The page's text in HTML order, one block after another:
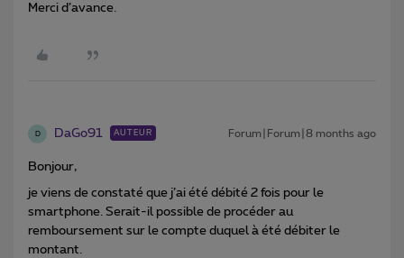
Merci d’avance.
D DaGo91 AUTEUR Forum|Forum|8 months ago
Bonjour,
je viens de constaté que j’ai été débité 2 fois pour le
smartphone. Serait-il possible de procéder au
remboursement sur le compte duquel à été débiter le
montant.